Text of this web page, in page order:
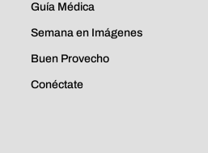
Guía Médica
Semana en Imágenes
Buen Provecho
Conéctate